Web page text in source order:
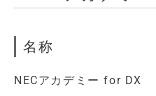
名称
NECアカデミー for DX